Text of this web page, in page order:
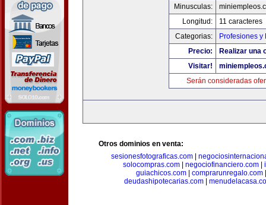
Minusculas:
Longitud:
11 caracteres
Categorias:
Profesiones y
Precio:
Realizar una
Visitar!
Serán consideradas
Otros dominios en venta:
sesionesfotograficas.com
solocompras.com| negociofinanciero.com|
guiachicos.com
comprarunregalo.com
deudashipotecarias.com|